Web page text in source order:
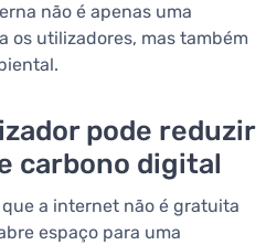
não é apenas uma
os utilizadores, mas também
pode reduzir
carbono digital
a internet não é gratuita
espaço para uma